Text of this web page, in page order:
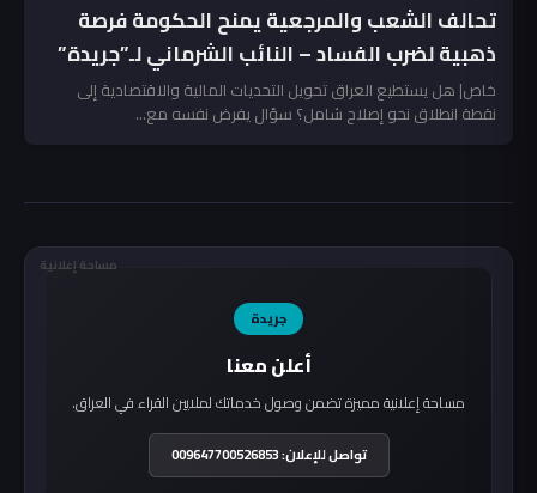
تحالف الشعب والمرجعية يمنح الحكومة فرصة
ذهبية لضرب الفساد – النائب الشرماني لـ”جريدة”
خاص| هل يستطيع العراق تحويل التحديات المالية والاقتصادية إلى
نقطة انطلاق نحو إصلاح شامل؟ سؤال يفرض نفسه مع...
مساحة إعلانية
جريدة
أعلن معنا
مساحة إعلانية مميزة تضمن وصول خدماتك لملايين القراء في العراق.
تواصل للإعلان: 009647700526853